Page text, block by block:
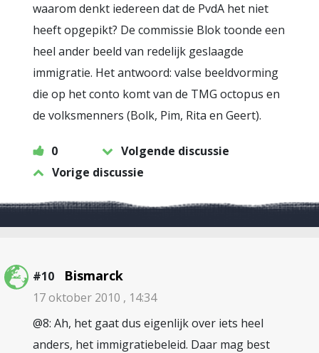
waarom denkt iedereen dat de PvdA het niet
heeft opgepikt? De commissie Blok toonde een
heel ander beeld van redelijk geslaagde
immigratie. Het antwoord: valse beeldvorming
die op het conto komt van de TMG octopus en
de volksmenners (Bolk, Pim, Rita en Geert).
0
Volgende discussie
Vorige discussie
#10 Bismarck
17 oktober 2010 , 14:34
@8: Ah, het gaat dus eigenlijk over iets heel
anders, het immigratiebeleid. Daar mag best